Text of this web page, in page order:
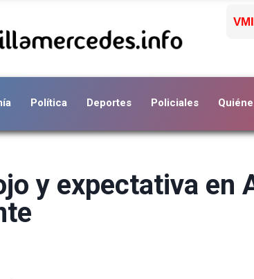
Política Deportes Policiales
y expectativa en